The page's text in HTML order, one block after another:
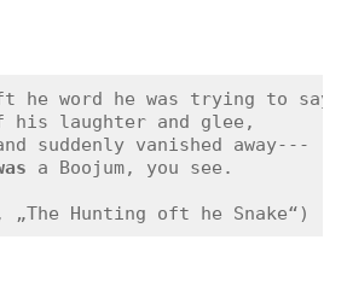
he word he was trying to say,
his laughter and glee,
suddenly vanished away---
a Boojum, you see.
Hunting oft he Snake“)